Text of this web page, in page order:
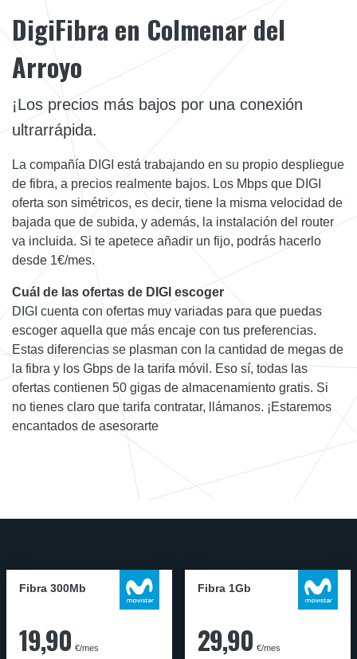
DigiFibra en Colmenar del
Arroyo
¡Los precios más bajos por una conexión
ultrarrápida.
La compañía DIGI está trabajando en su propio despliegue
de fibra, a precios realmente bajos. Los Mbps que DIGI
oferta son simétricos, es decir, tiene la misma velocidad de
bajada que de subida, y además, la instalación del router
va incluida. Si te apetece añadir un fijo, podrás hacerlo
desde 1€/mes.
Cuál de las ofertas de DIGI escoger
DIGI cuenta con ofertas muy variadas para que puedas
escoger aquella que más encaje con tus preferencias.
Estas diferencias se plasman con la cantidad de megas de
la fibra y los Gbps de la tarifa móvil. Eso sí, todas las
ofertas contienen 50 gigas de almacenamiento gratis. Si
no tienes claro que tarifa contratar, llámanos. ¡Estaremos
encantados de asesorarte
Fibra 300Mb
19,90 €/mes
Fibra 1Gb
29,90 €/mes